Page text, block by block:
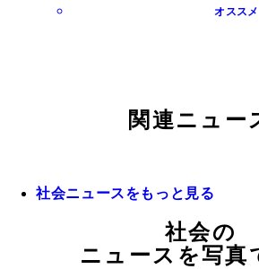
オススメ
関連ニュー
社会ニュースをもっと見る
社会の
ニュースを写真